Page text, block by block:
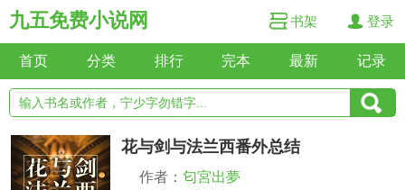
九五免费小说网 书架 登录
首页 分类 排行 完本 最新 记录
花与剑与法兰西番外总结
作者： 匂宮出夢